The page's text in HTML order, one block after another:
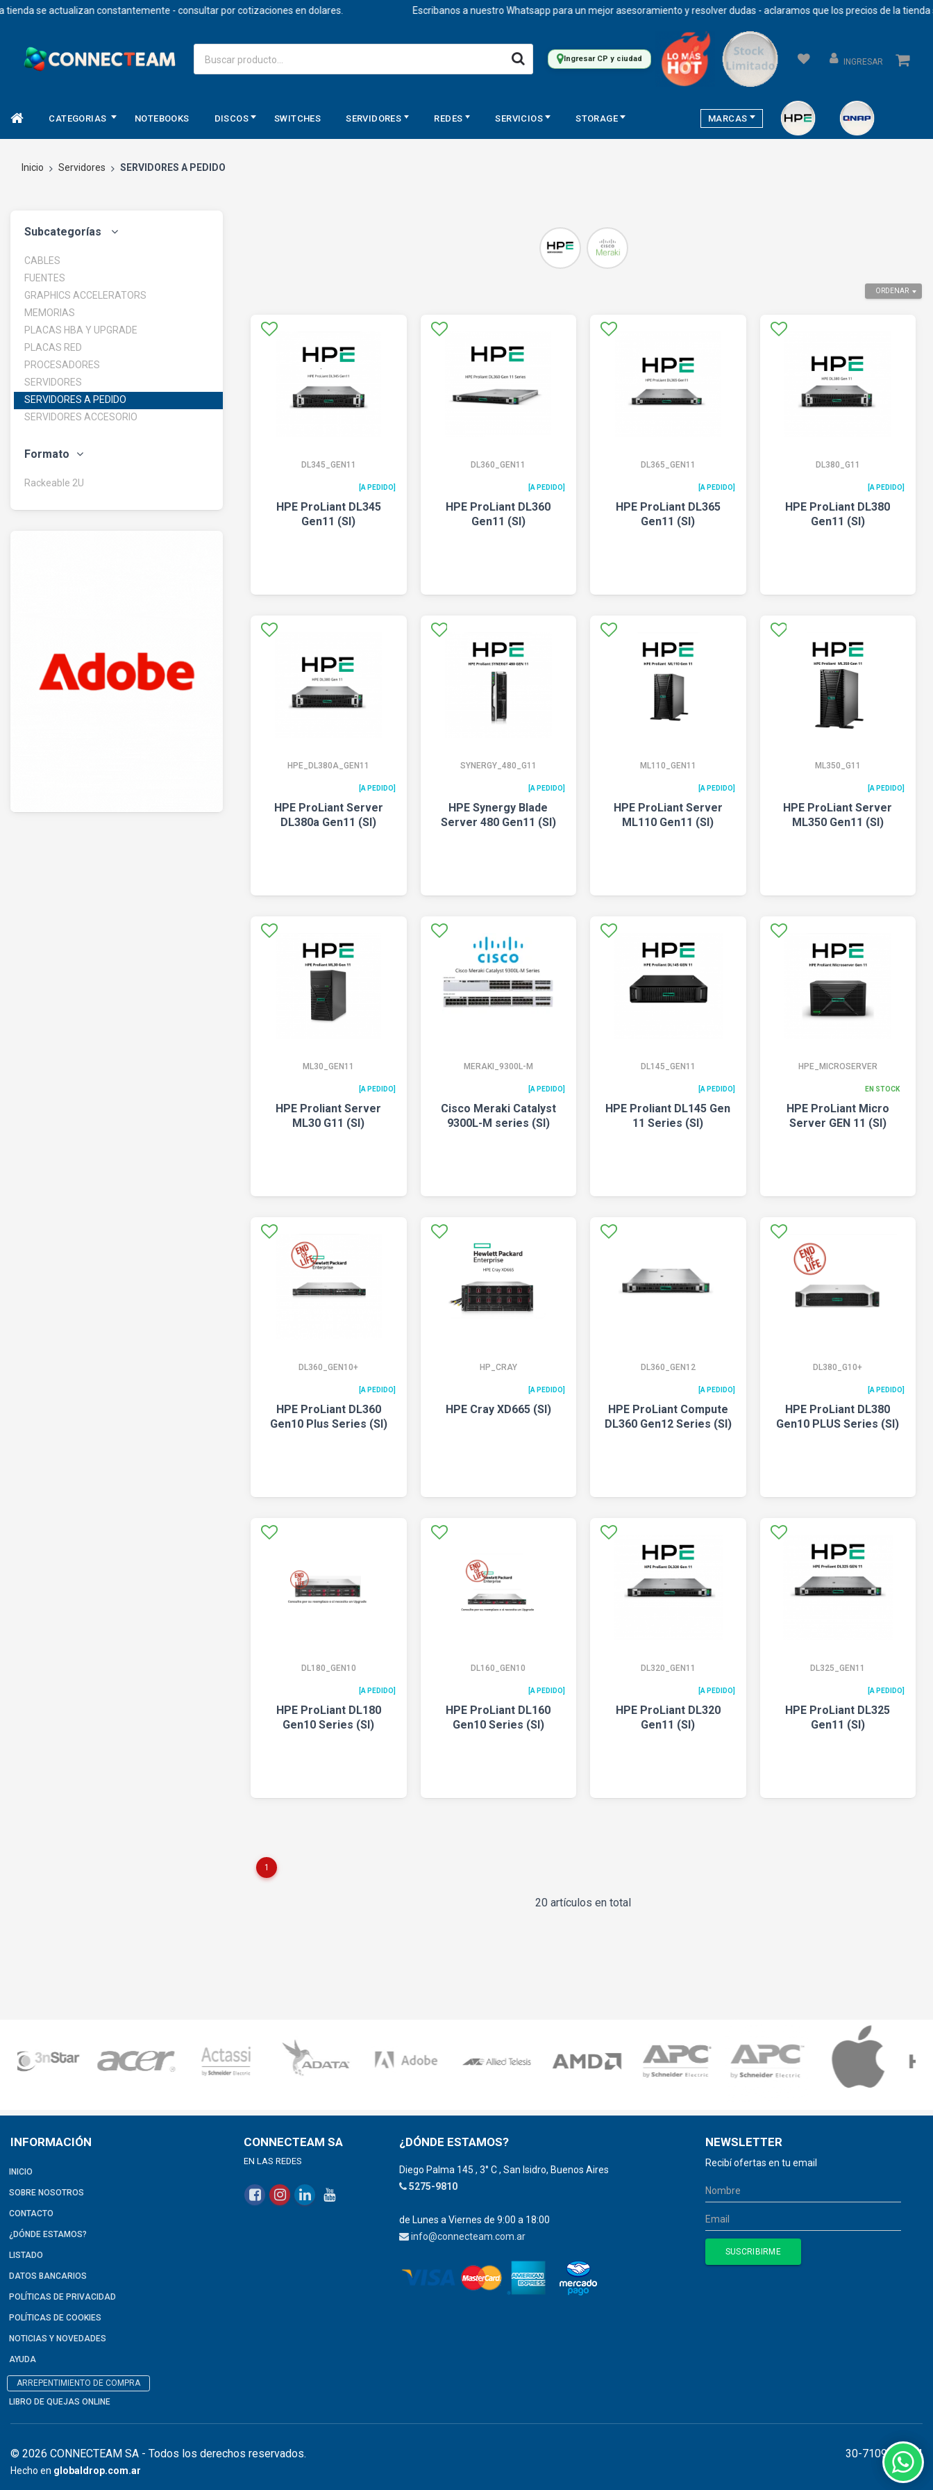
se actualizan constantemente - consultar por cotizaciones en dolares. Escribanos a nuestro Whatsapp para un mejor asesoramiento y resolver dudas - aclaramos que los precios de la tienda se
Ingresar CP y ciudad INGRESAR
CATEGORIAS NOTEBOOKS DISCOS SWITCHES SERVIDORES REDES SERVICIOS STORAGE MARCAS
Inicio Servidores SERVIDORES A PEDIDO
Subcategorías
CABLES
FUENTES
GRAPHICS ACCELERATORS
MEMORIAS
PLACAS HBA Y UPGRADE
PLACAS RED
PROCESADORES
SERVIDORES
SERVIDORES A PEDIDO
SERVIDORES ACCESORIO
Formato
Rackeable 2U
ORDENAR
DL345_GEN11
[A PEDIDO]
HPE ProLiant DL345
Gen11 (SI)
DL360_GEN11
[A PEDIDO]
HPE ProLiant DL360
Gen11 (SI)
DL365_GEN11
[A PEDIDO]
HPE ProLiant DL365
Gen11 (SI)
DL380_G11
[A PEDIDO]
HPE ProLiant DL380
Gen11 (SI)
HPE_DL380A_GEN11
[A PEDIDO]
HPE ProLiant Server
DL380a Gen11 (SI)
SYNERGY_480_G11
[A PEDIDO]
HPE Synergy Blade
Server 480 Gen11 (SI)
ML110_GEN11
[A PEDIDO]
HPE ProLiant Server
ML110 Gen11 (SI)
ML350_G11
[A PEDIDO]
HPE ProLiant Server
ML350 Gen11 (SI)
ML30_GEN11
[A PEDIDO]
HPE Proliant Server
ML30 G11 (SI)
MERAKI_9300L-M
[A PEDIDO]
Cisco Meraki Catalyst
9300L-M series (SI)
DL145_GEN11
[A PEDIDO]
HPE Proliant DL145 Gen
11 Series (SI)
HPE_MICROSERVER
EN STOCK
HPE ProLiant Micro
Server GEN 11 (SI)
DL360_GEN10+
[A PEDIDO]
HPE ProLiant DL360
Gen10 Plus Series (SI)
HP_CRAY
[A PEDIDO]
HPE Cray XD665 (SI)
DL360_GEN12
[A PEDIDO]
HPE ProLiant Compute
DL360 Gen12 Series (SI)
DL380_G10+
[A PEDIDO]
HPE ProLiant DL380
Gen10 PLUS Series (SI)
DL180_GEN10
[A PEDIDO]
HPE ProLiant DL180
Gen10 Series (SI)
DL160_GEN10
[A PEDIDO]
HPE ProLiant DL160
Gen10 Series (SI)
DL320_GEN11
[A PEDIDO]
HPE ProLiant DL320
Gen11 (SI)
DL325_GEN11
[A PEDIDO]
HPE ProLiant DL325
Gen11 (SI)
1
20 artículos en total
INFORMACIÓN
INICIO
SOBRE NOSOTROS
CONTACTO
¿DÓNDE ESTAMOS?
LISTADO
DATOS BANCARIOS
POLÍTICAS DE PRIVACIDAD
POLÍTICAS DE COOKIES
NOTICIAS Y NOVEDADES
AYUDA
ARREPENTIMIENTO DE COMPRA
LIBRO DE QUEJAS ONLINE
CONNECTEAM SA
EN LAS REDES
¿DÓNDE ESTAMOS?
Diego Palma 145 , 3° C , San Isidro, Buenos Aires
5275-9810
de Lunes a Viernes de 9:00 a 18:00
info@connecteam.com.ar
NEWSLETTER
Recibí ofertas en tu email
© 2026 CONNECTEAM SA - Todos los derechos reservados.
Hecho en globaldrop.com.ar
30-71098155-4